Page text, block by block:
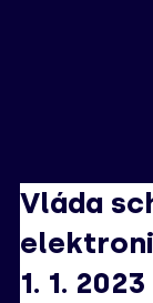
Vláda
1. 1. 2023